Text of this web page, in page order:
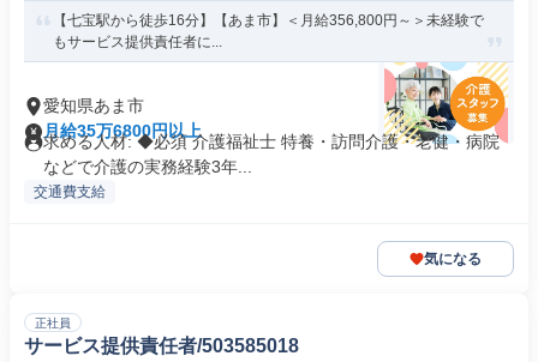
【七宝駅から徒歩16分】【あま市】＜月給356,800円～＞未経験で
もサービス提供責任者に...
愛知県あま市
月給35万6800円以上
求める人材: ◆必須 介護福祉士 特養・訪問介護・老健・病院
などで介護の実務経験3年...
交通費支給
気になる
正社員
サービス提供責任者/503585018